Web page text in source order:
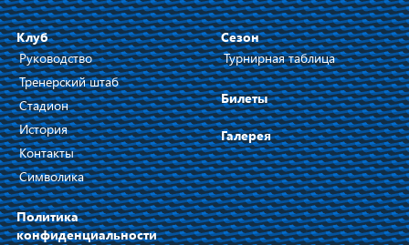
Клуб
Руководство
Тренерский штаб
Стадион
История
Контакты
Символика
Политика
конфиденциальности
Сезон
Турнирная таблица
Билеты
Галерея